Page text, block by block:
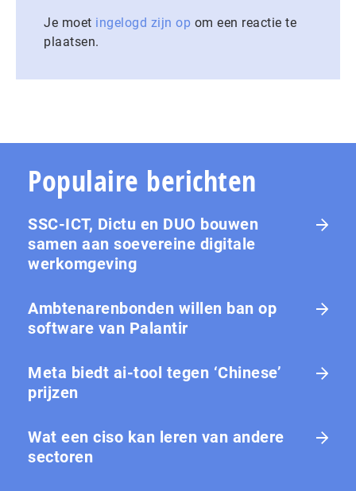
Je moet ingelogd zijn op om een reactie te
plaatsen.
Populaire berichten
SSC-ICT, Dictu en DUO bouwen
samen aan soevereine digitale
werkomgeving
Ambtenarenbonden willen ban op
software van Palantir
Meta biedt ai-tool tegen ‘Chinese’
prijzen
Wat een ciso kan leren van andere
sectoren